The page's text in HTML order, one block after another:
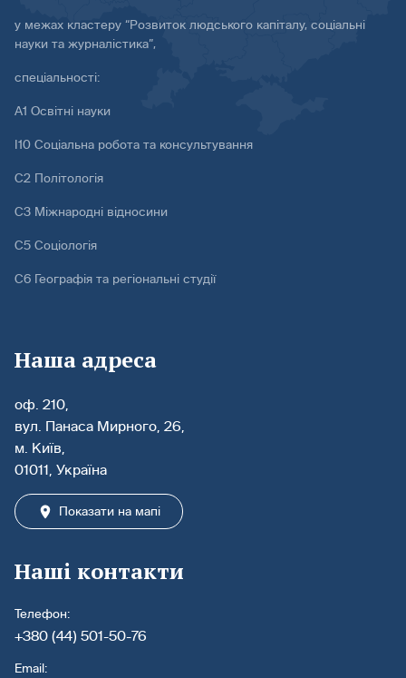
у межах кластеру “Розвиток людського капіталу, соціальні
науки та журналістика”,
спеціальності:
А1 Освітні науки
І10 Соціальна робота та консультування
С2 Політологія
С3 Міжнародні відносини
С5 Соціологія
С6 Географія та регіональні студії
Наша адреса
оф. 210,
вул. Панаса Мирного, 26,
м. Київ,
01011, Україна
Показати на мапі
Наші контакти
Телефон:
+380 (44) 501-50-76
Email: